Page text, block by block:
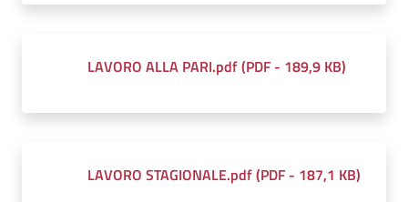
LAVORO ALLA PARI.pdf(PDF - 189,9 KB)
LAVORO STAGIONALE.pdf(PDF - 187,1 KB)